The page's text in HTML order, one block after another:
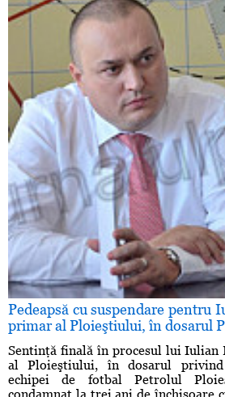
Pedeapsă cu suspendare pentru
primar al Ploieştiului, în dosarul
Sentinţă finală în procesul lui Iulian
al Ploieştiului, în dosarul
echipei de fotbal Petrolul